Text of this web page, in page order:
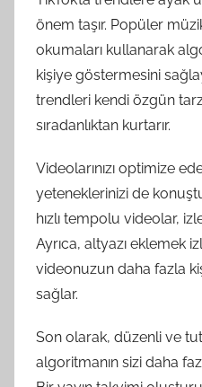
önem taşır. Popüler
okumaları kullanarak
kişiye göstermesini
trendleri kendi özgün
sıradanlıktan kurtarır.
Videolarınızı optimize
yeteneklerinizi de
hızlı tempolu videolar,
Ayrıca, altyazı eklemek
videonuzun daha fazla
sağlar.
Son olarak, düzenli ve
algoritmanın sizi daha